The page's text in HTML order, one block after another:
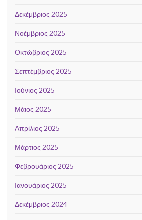
Δεκέμβριος 2025
Νοέμβριος 2025
Οκτώβριος 2025
Σεπτέμβριος 2025
Ιούνιος 2025
Μάιος 2025
Απρίλιος 2025
Μάρτιος 2025
Φεβρουάριος 2025
Ιανουάριος 2025
Δεκέμβριος 2024